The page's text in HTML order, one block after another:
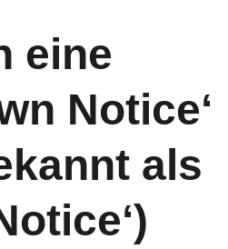
eine
Notice‘
als